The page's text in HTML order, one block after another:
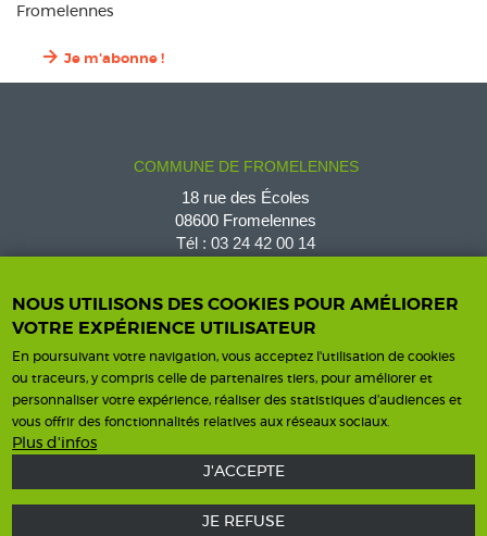
Fromelennes
Je m'abonne !
COMMUNE DE FROMELENNES
18 rue des Écoles
08600 Fromelennes
Tél : 03 24 42 00 14
Contact
Horaires
Horaires d'ouverture
NOUS UTILISONS DES COOKIES POUR AMÉLIORER
VOTRE EXPÉRIENCE UTILISATEUR
En poursuivant votre navigation, vous acceptez l'utilisation de cookies
ou traceurs, y compris celle de partenaires tiers, pour améliorer et
personnaliser votre expérience, réaliser des statistiques d’audiences et
vous offrir des fonctionnalités relatives aux réseaux sociaux.
Plus d'infos
J'ACCEPTE
JE REFUSE